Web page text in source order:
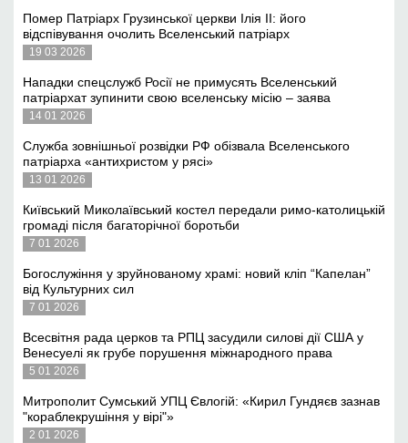
Помер Патріарх Грузинської церкви Ілія II: його
відспівування очолить Вселенський патріарх
19 03 2026
Нападки спецслужб Росії не примусять Вселенський
патріархат зупинити свою вселенську місію – заява
14 01 2026
Служба зовнішньої розвідки РФ обізвала Вселенського
патріарха «антихристом у рясі»
13 01 2026
Київський Миколаївський костел передали римо-католицькій
громаді після багаторічної боротьби
7 01 2026
Богослужіння у зруйнованому храмі: новий кліп “Капелан”
від Культурних сил
7 01 2026
Всесвітня рада церков та РПЦ засудили силові дії США у
Венесуелі як грубе порушення міжнародного права
5 01 2026
Митрополит Сумський УПЦ Євлогій: «Кирил Гундяєв зазнав
"кораблекрушіння у вірі"»
2 01 2026